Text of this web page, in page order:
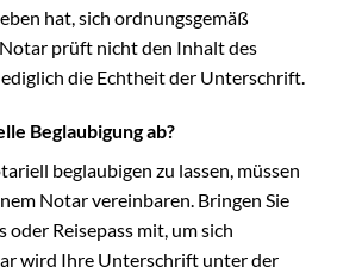
hat, sich ordnungsgemäß
prüft nicht den Inhalt des
die Echtheit der Unterschrift.
Beglaubigung ab?
beglaubigen zu lassen, müssen
Notar vereinbaren. Bringen Sie
oder Reisepass mit, um sich
wird Ihre Unterschrift unter der